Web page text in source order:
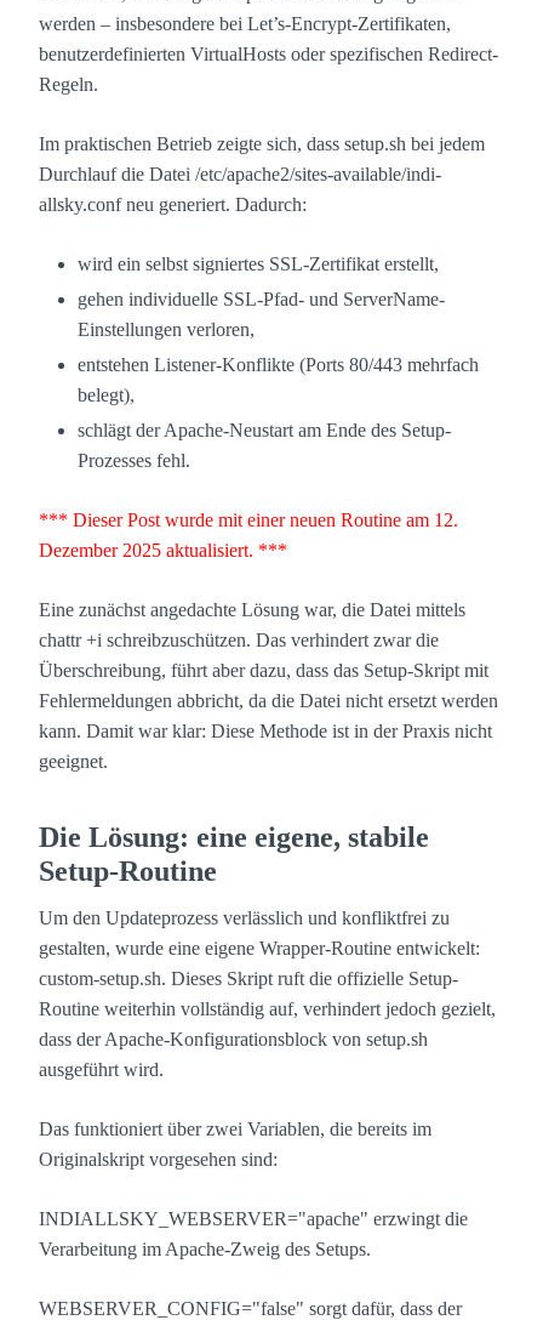
werden – insbesondere bei Let’s-Encrypt-Zertifikaten,
benutzerdefinierten VirtualHosts oder spezifischen Redirect-
Regeln.
Im praktischen Betrieb zeigte sich, dass setup.sh bei jedem
Durchlauf die Datei /etc/apache2/sites-available/indi-
allsky.confneu generiert. Dadurch:
wird ein selbst signiertes SSL-Zertifikat erstellt,
gehen individuelle SSL-Pfad- und ServerName-
Einstellungen verloren,
entstehen Listener-Konflikte (Ports 80/443 mehrfach
belegt),
schlägt der Apache-Neustart am Ende des Setup-
Prozesses fehl.
*** Dieser Post wurde mit einer neuen Routine am 12.
Dezember 2025 aktualisiert. ***
Eine zunächst angedachte Lösung war, die Datei mittels
chattr +i schreibzuschützen. Das verhindert zwar die
Überschreibung, führt aber dazu, dass das Setup-Skript mit
Fehlermeldungen abbricht, da die Datei nicht ersetzt werden
kann. Damit war klar: Diese Methode ist in der Praxis nicht
geeignet.
Die Lösung: eine eigene, stabile
Setup-Routine
Um den Updateprozess verlässlich und konfliktfrei zu
gestalten, wurde eine eigene Wrapper-Routine entwickelt:
custom-setup.sh. Dieses Skript ruft die offizielle Setup-
Routine weiterhin vollständig auf, verhindert jedoch gezielt,
dass der Apache-Konfigurationsblock von setup.sh
ausgeführt wird.
Das funktioniert über zwei Variablen, die bereits im
Originalskript vorgesehen sind:
INDIALLSKY_WEBSERVER="apache" erzwingt die
Verarbeitung im Apache-Zweig des Setups.
WEBSERVER_CONFIG="false" sorgt dafür, dass der